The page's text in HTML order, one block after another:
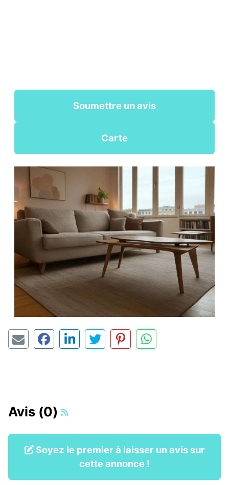
Soumettre un avis
Carte
Avis (0)
Soyez le premier à laisser un avis sur
cette annonce !